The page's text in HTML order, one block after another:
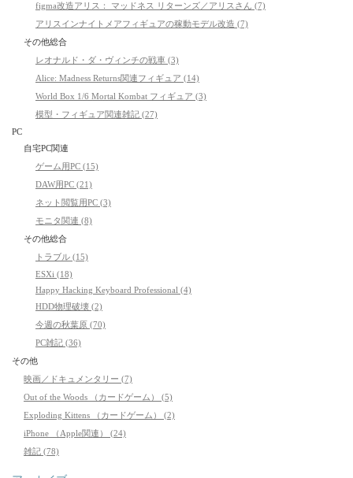
figma改造アリス： マッドネス リターンズ／アリスさん (7)
アリスインナイトメアフィギュアの稼動モデル改造 (7)
その他総合
レオナルド・ダ・ヴィンチの戦車 (3)
Alice: Madness Returns関連フィギュア (14)
World Box 1/6 Mortal Kombat フィギュア (3)
模型・フィギュア関連雑記 (27)
PC
自宅PC関連
ゲーム用PC (15)
DAW用PC (21)
ネット閲覧用PC (3)
モニタ関連 (8)
その他総合
トラブル (15)
ESXi (18)
Happy Hacking Keyboard Professional (4)
HDD物理破壊 (2)
今週の秋葉原 (70)
PC雑記 (36)
その他
映画／ドキュメンタリー (7)
Out of the Woods （カードゲーム） (5)
Exploding Kittens （カードゲーム） (2)
iPhone （Apple関連） (24)
雑記 (78)